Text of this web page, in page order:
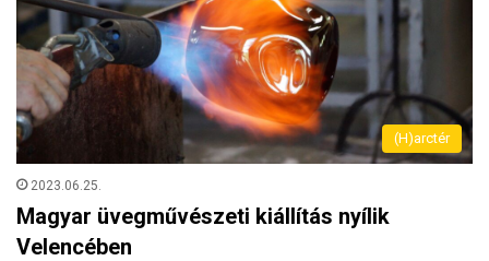
(H)arctér
2023.06.25.
Magyar üvegművészeti kiállítás nyílik
Velencében